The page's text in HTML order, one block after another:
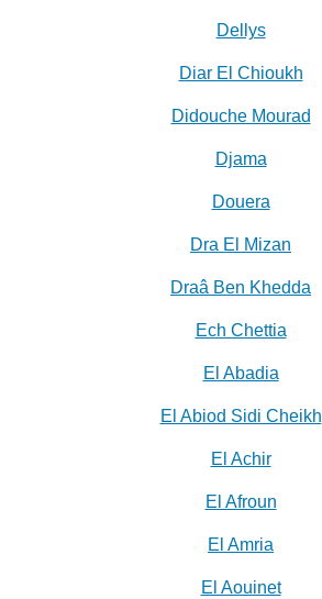
Dellys
Diar El Chioukh
Didouche Mourad
Djama
Douera
Dra El Mizan
Draâ Ben Khedda
Ech Chettia
El Abadia
El Abiod Sidi Cheikh
El Achir
El Afroun
El Amria
El Aouinet